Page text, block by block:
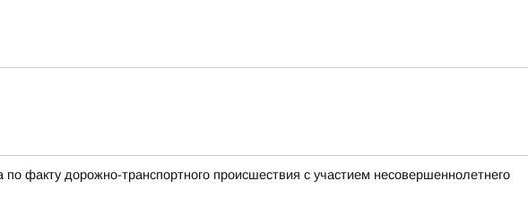
факту дорожно-транспортного происшествия с участием несовершеннолетнего